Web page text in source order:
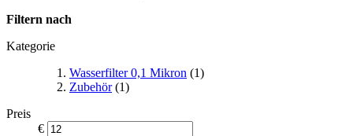
Filtern nach
Kategorie
Wasserfilter 0,1 Mikron (1)
Zubehör(1)
Preis
€